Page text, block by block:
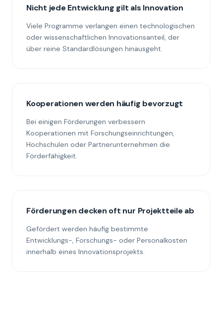
Nicht jede Entwicklung gilt als Innovation
Viele Programme verlangen einen technologischen
oder wissenschaftlichen Innovationsanteil, der
über reine Standardlösungen hinausgeht.
Kooperationen werden häufig bevorzugt
Bei einigen Förderungen verbessern
Kooperationen mit Forschungseinrichtungen,
Hochschulen oder Partnerunternehmen die
Förderfähigkeit.
Förderungen decken oft nur Projektteile ab
Gefördert werden häufig bestimmte
Entwicklungs-, Forschungs- oder Personalkosten
innerhalb eines Innovationsprojekts.